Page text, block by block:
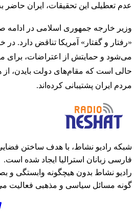
عدم تعطیلی این تحقیقات، ایران حاضر
وزیر خارجه جمهوری اسلامی در ادامه
«رفتار و گفتار» آمریکا تناقض دارد. در
می‌شود و حمایتش از اعتراضات،
حالی است که مقام‌های دولت بایدن، از
مردم ایران پشتیبانی کرده‌اند.
شبکه رادیو نشاط، با هدف ساختن
فارسی زبانان استرالیا ایجاد شده است.
رادیو نشاط بدون هیچگونه وابستگی و
گونه مسائل سیاسی و مذهبی فعالیت می